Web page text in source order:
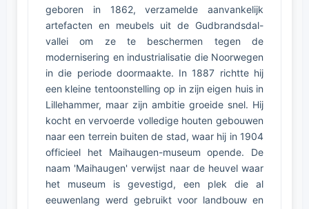
geboren in 1862, verzamelde aanvankelijk
artefacten en meubels uit de Gudbrandsdal-
vallei om ze te beschermen tegen de
modernisering en industrialisatie die Noorwegen
in die periode doormaakte. In 1887 richtte hij
een kleine tentoonstelling op in zijn eigen huis in
Lillehammer, maar zijn ambitie groeide snel. Hij
kocht en vervoerde volledige houten gebouwen
naar een terrein buiten de stad, waar hij in 1904
officieel het Maihaugen-museum opende. De
naam 'Maihaugen' verwijst naar de heuvel waar
het museum is gevestigd, een plek die al
eeuwenlang werd gebruikt voor landbouw en